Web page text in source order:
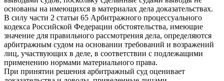
основаны на имеющихся в материалах дела доказательствах.
В силу части 2 статьи 65 Арбитражного процессуального
кодекса Российской Федерации обстоятельства, имеющие
значение для правильного рассмотрения дела, определяются
арбитражным судом на основании требований и возражений
лиц, участвующих в деле, в соответствии с подлежащими
применению нормами материального права.
При принятии решения арбитражный суд оценивает